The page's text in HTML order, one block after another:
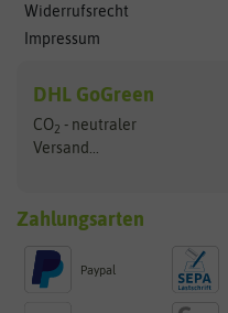
Widerrufsrecht
Impressum
DHL GoGreen
CO2 - neutraler
Versand...
Zahlungsarten
Paypal